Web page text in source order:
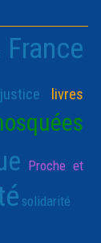
France
justice livres
Proche et
solidarité